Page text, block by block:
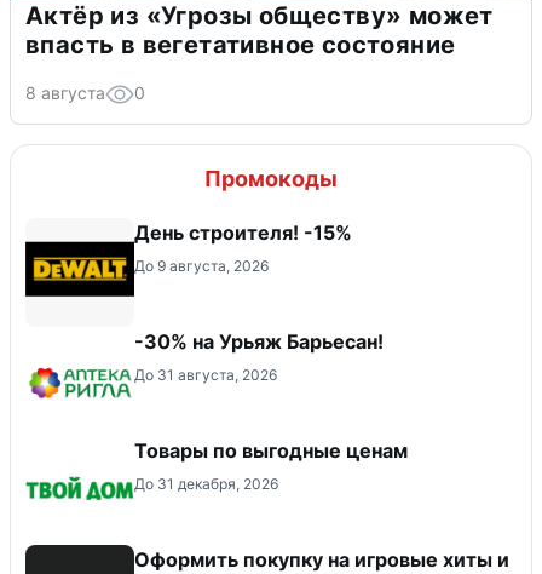
Актёр из «Угрозы обществу» может
впасть в вегетативное состояние
8 августа 0
Промокоды
День строителя! -15%
До 9 августа, 2026
-30% на Урьяж Барьесан!
До 31 августа, 2026
Товары по выгодные ценам
До 31 декабря, 2026
Оформить покупку на игровые хиты и